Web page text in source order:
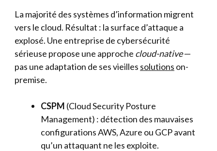
La majorité des systèmes d’information migrent
vers le cloud. Résultat : la surface d’attaque a
explosé. Une entreprise de cybersécurité
sérieuse propose une approche cloud-native—
pas une adaptation de ses vieilles solutions on-
premise.
CSPM (Cloud Security Posture
Management) : détection des mauvaises
configurations AWS, Azure ou GCP avant
qu’un attaquant ne les exploite.